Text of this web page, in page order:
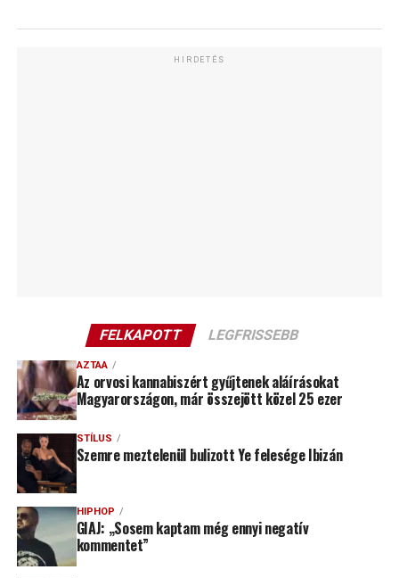
HIRDETÉS
FELKAPOTT LEGFRISSEBB
AZTAA
Az orvosi kannabiszért gyűjtenek aláírásokat
Magyarországon, már összejött közel 25 ezer
STÍLUS
Szemre meztelenül bulizott Ye felesége Ibizán
HIPHOP
GIAJ: „Sosem kaptam még ennyi negatív
kommentet”